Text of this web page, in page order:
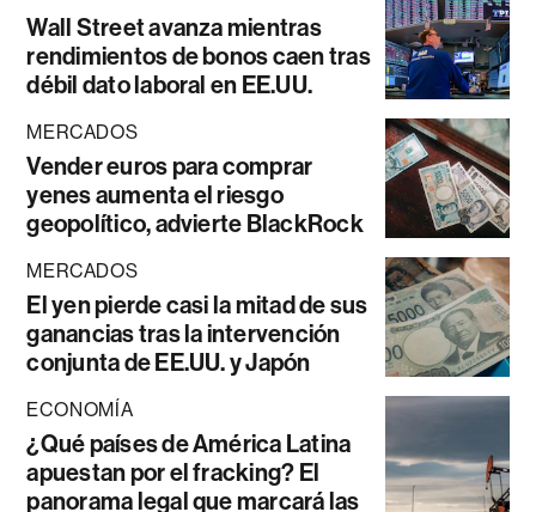
Wall Street avanza mientras
rendimientos de bonos caen tras
débil dato laboral en EE.UU.
MERCADOS
Vender euros para comprar
yenes aumenta el riesgo
geopolítico, advierte BlackRock
MERCADOS
El yen pierde casi la mitad de sus
ganancias tras la intervención
conjunta de EE.UU. y Japón
ECONOMÍA
¿Qué países de América Latina
apuestan por el fracking? El
panorama legal que marcará las